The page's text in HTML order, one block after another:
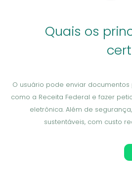
Quais os
O usuário pode enviar
como a Receita Federal e fazer
eletrônica. Além de
sustentáveis, com custo